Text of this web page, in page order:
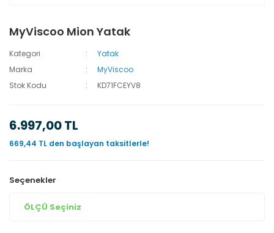
MyViscoo Mion Yatak
Kategori
Yatak
Marka
MyViscoo
Stok Kodu
KD71FCEYV8
6.997,00 TL
669,44 TL den başlayan taksitlerle!
Seçenekler